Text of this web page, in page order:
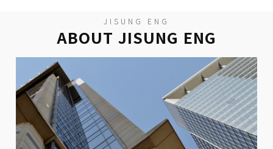
JISUNG ENG
ABOUT JISUNG ENG